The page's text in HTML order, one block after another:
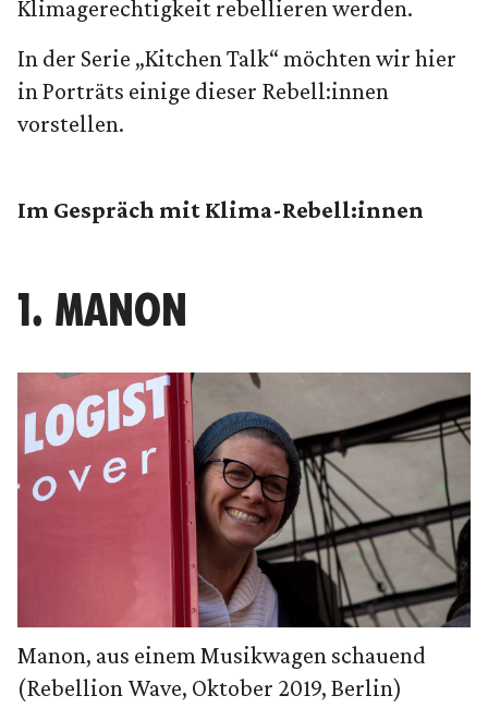
Klimagerechtigkeit rebellieren werden.
In der Serie „Kitchen Talk“ möchten wir hier
in Porträts einige dieser Rebell:innen
vorstellen.
Im Gespräch mit Klima-Rebell:innen
1. MANON
Manon, aus einem Musikwagen schauend
(Rebellion Wave, Oktober 2019, Berlin)